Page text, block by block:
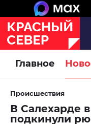
Главное
Происшествия
В Салехарде
подкинули